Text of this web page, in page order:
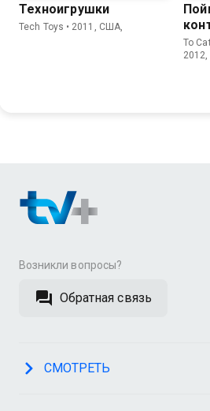
Техноигрушки
Tech Toys • 2011, США,
To
Возникли вопросы?
Обратная связь
СМОТРЕТЬ